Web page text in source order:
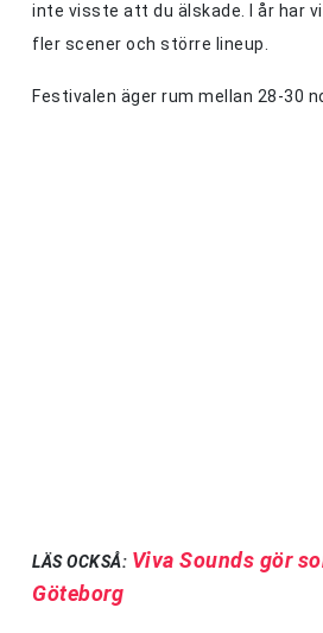
inte visste att du älskade. I år har
fler scener och större lineup.
Festivalen äger rum mellan 28-30
LÄS OCKSÅ: Viva Sounds gör
Göteborg